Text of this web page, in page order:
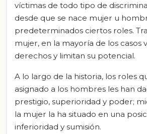
víctimas de todo tipo de
desde que se nace mujer u
predeterminados ciertos roles.
mujer, en la mayoría de los casos
derechos y limitan su potencial.
A lo largo de la historia, los roles
asignado a los hombres les han
prestigio, superioridad y poder;
la mujer la ha situado en una
inferioridad y sumisión.